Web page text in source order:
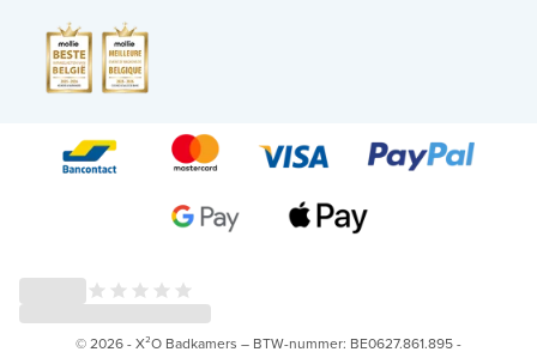
© 2026 - X²O Badkamers – BTW-nummer: BE0627.861.895 -